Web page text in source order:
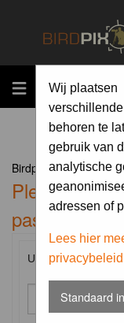
MENU
Wij plaatsen
behoren te
gebruik van
analytische
adressen of
Lees hier
privacybeleid
Standaard
Birdpix.nl Forum Index
Please
password to
Username: